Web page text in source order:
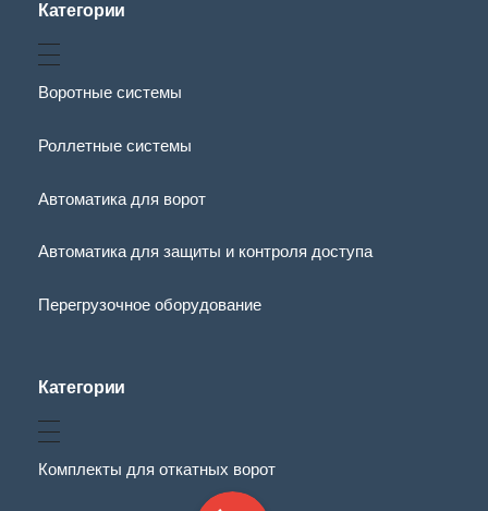
Категории
Воротные системы
Роллетные системы
Автоматика для ворот
Автоматика для защиты и контроля доступа
Перегрузочное оборудование
Категории
Комплекты для откатных ворот